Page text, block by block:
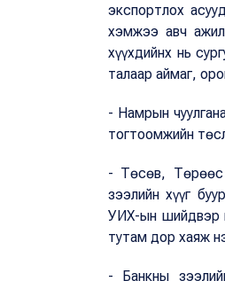
экспортлох
хэмжээ авч
хүүхдийнх нь
талаар аймаг,
- Намрын
тогтоомжийн
- Төсөв, Төрөөс
зээлийн хүүг
УИХ-ын шийдвэр
тутам дор хаяж
- Банкны